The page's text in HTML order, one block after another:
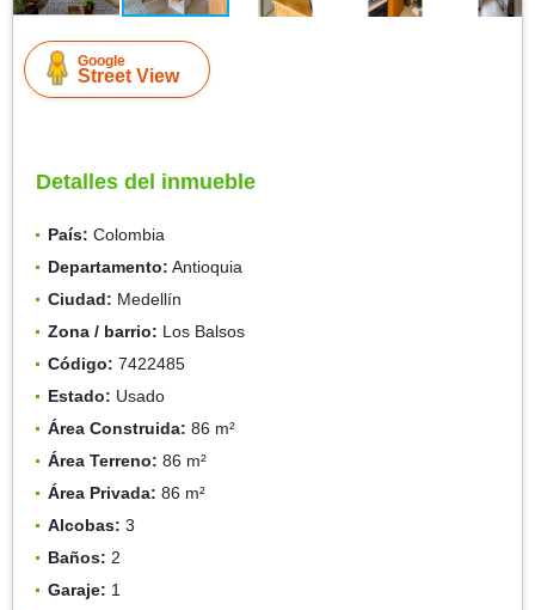
Google
Street View
Detalles del inmueble
País: Colombia
Departamento: Antioquia
Ciudad: Medellín
Zona / barrio: Los Balsos
Código: 7422485
Estado: Usado
Área Construida: 86 m²
Área Terreno: 86 m²
Área Privada: 86 m²
Alcobas: 3
Baños: 2
Garaje: 1